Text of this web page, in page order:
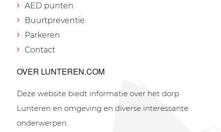
AED punten
Buurtpreventie
Parkeren
Contact
OVER LUNTEREN.COM
Deze website biedt informatie over het dorp
Lunteren en omgeving en diverse interessante
onderwerpen.